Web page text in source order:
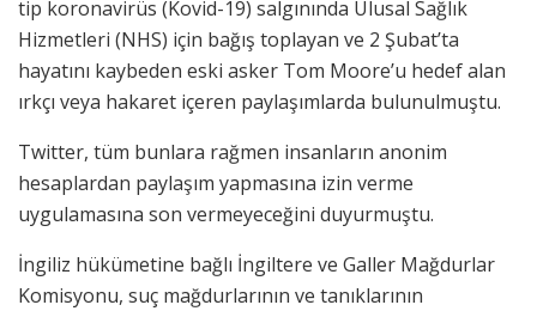
tip koronavirüs (Kovid-19) salgınında Ulusal Sağlık
Hizmetleri (NHS) için bağış toplayan ve 2 Şubat’ta
hayatını kaybeden eski asker Tom Moore’u hedef alan
ırkçı veya hakaret içeren paylaşımlarda bulunulmuştu.
Twitter, tüm bunlara rağmen insanların anonim
hesaplardan paylaşım yapmasına izin verme
uygulamasına son vermeyeceğini duyurmuştu.
İngiliz hükümetine bağlı İngiltere ve Galler Mağdurlar
Komisyonu, suç mağdurlarının ve tanıklarının